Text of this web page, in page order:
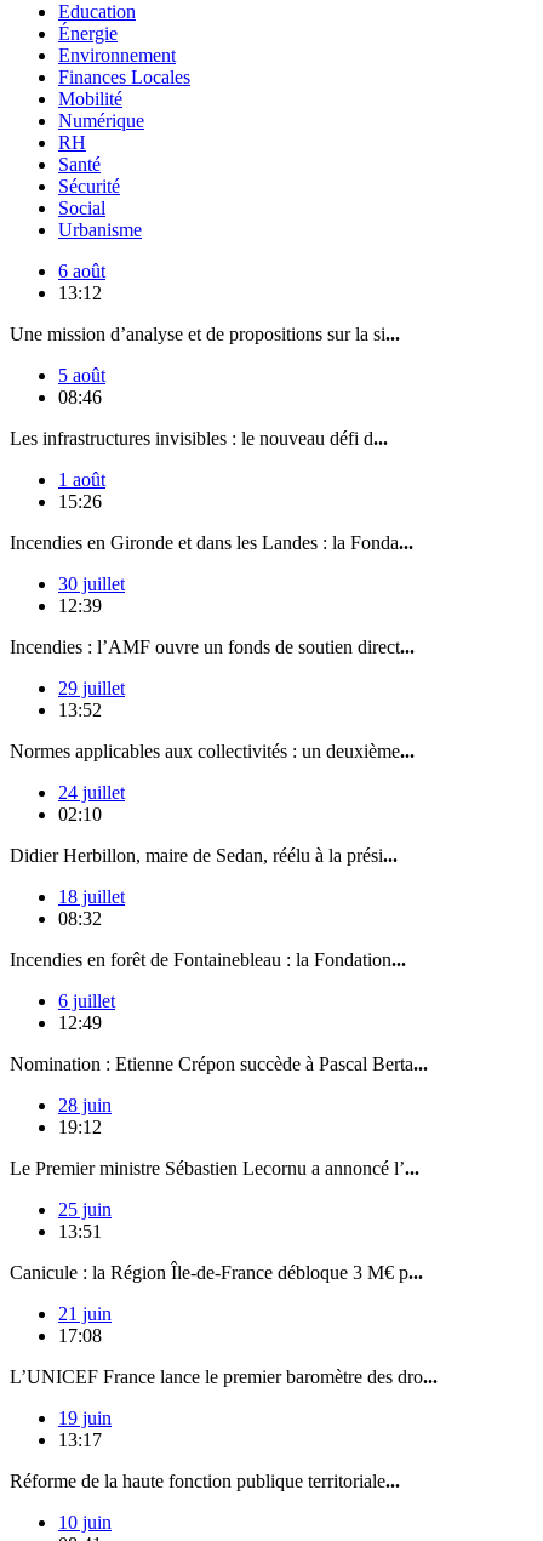
Education
Énergie
Environnement
Finances Locales
Mobilité
Numérique
RH
Santé
Sécurité
Social
Urbanisme
6 août
13:12
Une mission d’analyse et de propositions sur la si...
5 août
08:46
Les infrastructures invisibles : le nouveau défi d...
1 août
15:26
Incendies en Gironde et dans les Landes : la Fonda...
30 juillet
12:39
Incendies : l’AMF ouvre un fonds de soutien direct...
29 juillet
13:52
Normes applicables aux collectivités : un deuxième...
24 juillet
02:10
Didier Herbillon, maire de Sedan, réélu à la prési...
18 juillet
08:32
Incendies en forêt de Fontainebleau : la Fondation...
6 juillet
12:49
Nomination : Etienne Crépon succède à Pascal Berta...
28 juin
19:12
Le Premier ministre Sébastien Lecornu a annoncé l’...
25 juin
13:51
Canicule : la Région Île-de-France débloque 3 M€ p...
21 juin
17:08
L’UNICEF France lance le premier baromètre des dro...
19 juin
13:17
Réforme de la haute fonction publique territoriale...
10 juin